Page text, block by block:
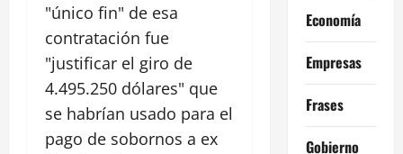
"único fin" de esa
contratación fue
"justificar el giro de
4.495.250 dólares" que
se habrían usado para el
pago de sobornos a ex
Economía
Empresas
Frases
Gobierno